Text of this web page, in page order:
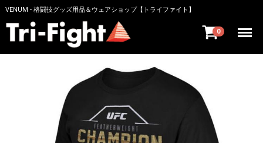
VENUM - 格闘技グッズ用品＆ウェアショップ【トライファイト】
0 Menu